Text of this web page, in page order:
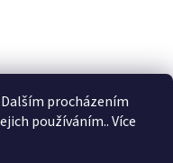
procházením
používáním.. Více